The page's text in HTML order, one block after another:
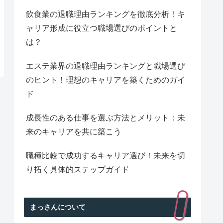
飲食業の退職理由ランキングを徹底分析！キ
ャリア形成に役立つ職場選びのポイントと
は？
エステ業界の退職理由ランキングと職場選び
のヒント！理想のキャリアを築くためのガイ
ド
成長性のある仕事を選ぶ方法とメリット：未
来のキャリアを共に築こう
職種比較で成功するキャリア選び！未来を切
り拓く具体的ステップガイド
まっさんについて